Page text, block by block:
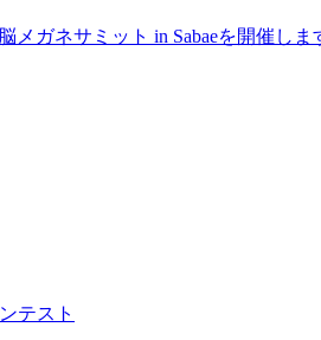
メガネサミット in Sabaeを開催しま
テスト